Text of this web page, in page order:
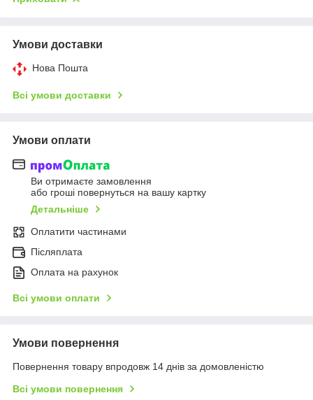
Умови доставки
Нова Пошта
Всі умови доставки
Умови оплати
Ви отримаєте замовлення
або гроші повернуться на вашу картку
Детальніше
Оплатити частинами
Післяплата
Оплата на рахунок
Всі умови оплати
Умови повернення
Повернення товару впродовж 14 днів за домовленістю
Всі умови повернення